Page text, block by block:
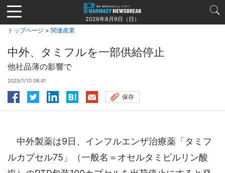
Jump
to
navigation
2026年8月9日（日）
トップページ > 関連産業
中外、タミフルを一部供給停止
他社品薄の影響で
2025/1/10 08:41
保存
中外製薬は9日、インフルエンザ治療薬「タミフ
ルカプセル75」（一般名＝オセルタミビルリン酸